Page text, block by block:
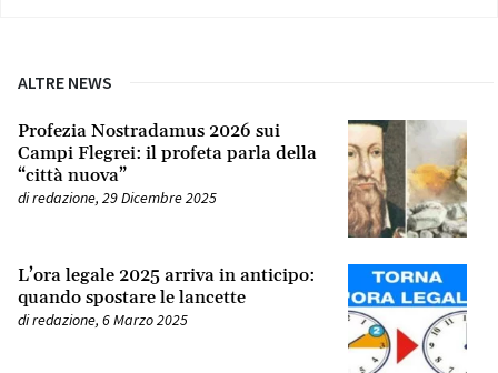
ALTRE NEWS
Profezia Nostradamus 2026 sui
Campi Flegrei: il profeta parla della
“città nuova”
diredazione, 29 Dicembre 2025
L’ora legale 2025 arriva in anticipo:
quando spostare le lancette
diredazione, 6 Marzo 2025